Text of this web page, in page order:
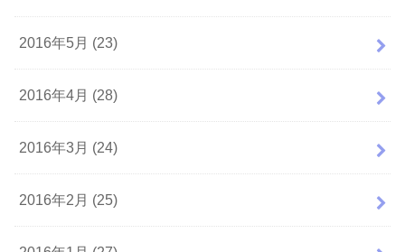
2016年5月 (23)
2016年4月 (28)
2016年3月 (24)
2016年2月 (25)